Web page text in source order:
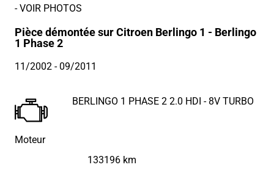
- VOIR PHOTOS
Pièce démontée sur Citroen Berlingo 1 - Berlingo
1 Phase 2
11/2002 - 09/2011
Moteur
BERLINGO 1 PHASE 2 2.0 HDI - 8V TURBO
133196 km